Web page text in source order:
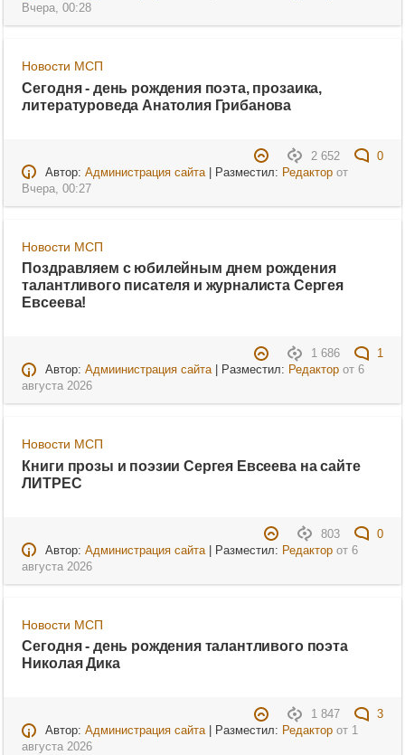
Вчера, 00:28
Новости МСП
Сегодня - день рождения поэта, прозаика,
литературоведа Анатолия Грибанова
2 652
0
Автор: Администрация сайта| Разместил: Редакторот
Вчера, 00:27
Новости МСП
Поздравляем с юбилейным днем рождения
талантливого писателя и журналиста Сергея
Евсеева!
1 686
1
Автор: Адмиинистрация сайта| Разместил: Редакторот 6
августа 2026
Новости МСП
Книги прозы и поэзии Сергея Евсеева на сайте
ЛИТРЕС
803
0
Автор: Администрация сайта| Разместил: Редакторот 6
августа 2026
Новости МСП
Сегодня - день рождения талантливого поэта
Николая Дика
1 847
3
Автор: Администрация сайта| Разместил: Редакторот 1
августа 2026